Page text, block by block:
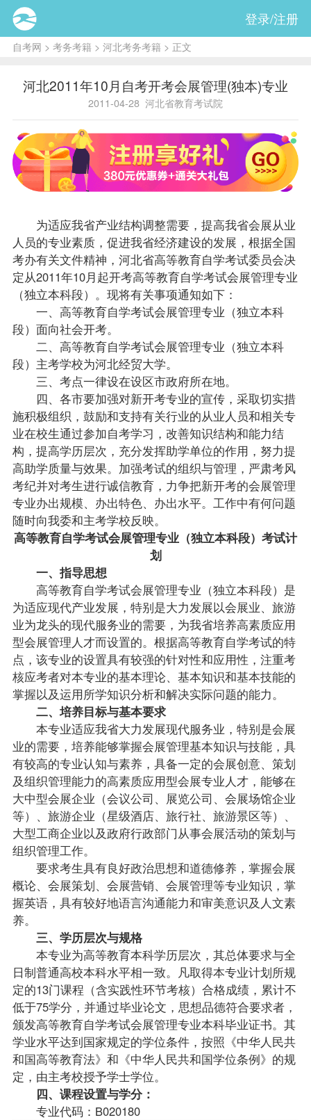
登录/注册
自考网 > 考务考籍 > 河北考务考籍 > 正文
河北2011年10月自考开考会展管理(独本)专业
2011-04-28 河北省教育考试院
为适应我省产业结构调整需要，提高我省会展从业
人员的专业素质，促进我省经济建设的发展，根据全国
考办有关文件精神，河北省高等教育自学考试委员会决
定从2011年10月起开考高等教育自学考试会展管理专业
（独立本科段）。现将有关事项通知如下：
一、高等教育自学考试会展管理专业（独立本科
段）面向社会开考。
二、高等教育自学考试会展管理专业（独立本科
段）主考学校为河北经贸大学。
三、考点一律设在设区市政府所在地。
四、各市要加强对新开考专业的宣传，采取切实措
施积极组织，鼓励和支持有关行业的从业人员和相关专
业在校生通过参加自考学习，改善知识结构和能力结
构，提高学历层次，充分发挥助学单位的作用，努力提
高助学质量与效果。加强考试的组织与管理，严肃考风
考纪并对考生进行诚信教育，力争把新开考的会展管理
专业办出规模、办出特色、办出水平。工作中有何问题
随时向我委和主考学校反映。
高等教育自学考试会展管理专业（独立本科段）考试计
划
一、 指导思想
高等教育自学考试会展管理专业（独立本科段）是
为适应现代产业发展，特别是大力发展以会展业、旅游
业为龙头的现代服务业的需要，为我省培养高素质应用
型会展管理人才而设置的。根据高等教育自学考试的特
点，该专业的设置具有较强的针对性和应用性，注重考
核应考者对本专业的基本理论、基本知识和基本技能的
掌握以及运用所学知识分析和解决实际问题的能力。
二、培养目标与基本要求
本专业适应我省大力发展现代服务业，特别是会展
业的需要，培养能够掌握会展管理基本知识与技能，具
有较高的专业认知与素养，具备一定的会展创意、策划
及组织管理能力的高素质应用型会展专业人才，能够在
大中型会展企业（会议公司、展览公司、会展场馆企业
等）、旅游企业（星级酒店、旅行社、旅游景区等）、
大型工商企业以及政府行政部门从事会展活动的策划与
组织管理工作。
要求考生具有良好政治思想和道德修养，掌握会展
概论、会展策划、会展营销、会展管理等专业知识，掌
握英语，具有较好地语言沟通能力和审美意识及人文素
养。
三、学历层次与规格
本专业为高等教育本科学历层次，其总体要求与全
日制普通高校本科水平相一致。凡取得本专业计划所规
定的13门课程 （含实践性环节考核）合格成绩，累计不
低于75学分，并通过毕业论文，思想品德符合要求者，
颁发高等教育自学考试会展管理专业本科毕业证书。其
学业水平达到国家规定的学位条件，按照《中华人民共
和国高等教育法》和《中华人民共和国学位条例》的规
定，由主考校授予学士学位。
四、课程设置与学分：
专业代码：B020180